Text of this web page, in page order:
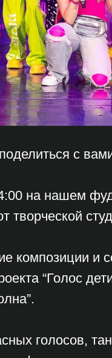
с
на нашем
творческой
композиции и
“Голос
голосов,